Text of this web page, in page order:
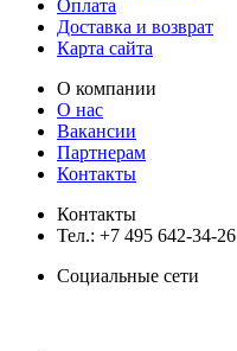
Оплата
Доставка и возврат
Карта сайта
О компании
О нас
Вакансии
Партнерам
Контакты
Контакты
Тел.: +7 495 642-34-26
Социальные сети